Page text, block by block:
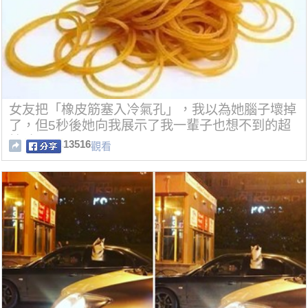
女友把「橡皮筋塞入冷氣孔」，我以為她腦子壞掉
了，但5秒後她向我展示了我一輩子也想不到的超
棒點子！ 13516觀看